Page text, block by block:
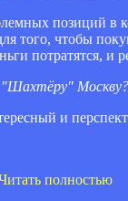
позиций в
того, чтобы
потратятся, и
"Шахтёру" Москву?
и
полностью